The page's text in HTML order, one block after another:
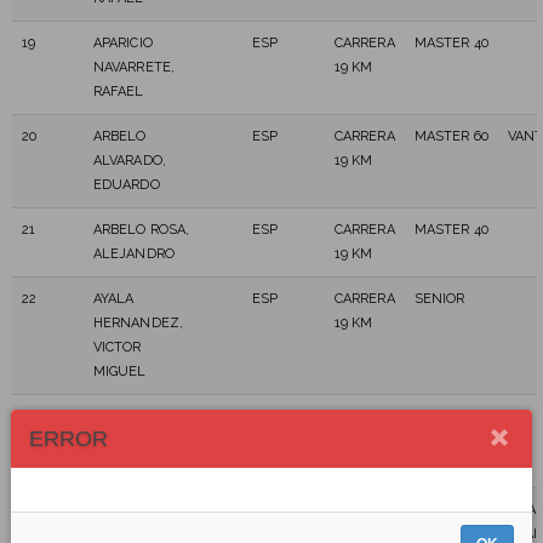
19
APARICIO
NAVARRETE,
RAFAEL
ESP
CARRERA
19 KM
MASTER 40
20
ARBELO
ALVARADO,
EDUARDO
ESP
CARRERA
19 KM
MASTER 60
21
ARBELO ROSA,
ALEJANDRO
ESP
CARRERA
19 KM
MASTER 40
22
AYALA
HERNANDEZ,
VICTOR
MIGUEL
ESP
CARRERA
19 KM
SENIOR
PLASENCIA,
JESSEL
24
BÁEZ ACOSTA,
ESP
CARRERA
MASTER 40
ERROR